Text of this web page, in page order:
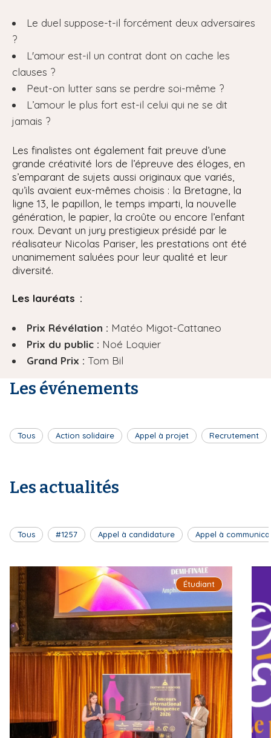
Le duel suppose-t-il forcément deux adversaires
?
L'amour est-il un contrat dont on cache les
clauses ?
Peut-on lutter sans se perdre soi-même ?
L’amour le plus fort est-il celui qui ne se dit
jamais ?
Les finalistes ont également fait preuve d’une
grande créativité lors de l’épreuve des éloges, en
s’emparant de sujets aussi originaux que variés,
qu’ils avaient eux-mêmes choisis : la Bretagne, la
ligne 13, le papillon, le temps imparti, la nouvelle
génération, le papier, la croûte ou encore l’enfant
roux. Devant un jury prestigieux présidé par le
réalisateur Nicolas Pariser, les prestations ont été
unanimement saluées pour leur qualité et leur
diversité.
Les lauréats :
Prix Révélation : Matéo Migot-Cattaneo
Prix du public : Noé Loquier
Grand Prix : Tom Bil
Les événements
Tous Action solidaire Appel à projet Recrutement
Les actualités
Tous #1257 Appel à candidature Appel à
Étudiant